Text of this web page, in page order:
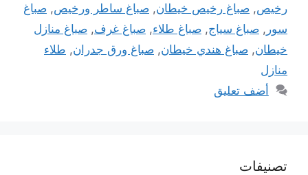
رخيص, صباغ رخيص خيطان, صباغ ساطر ورخيص, صباغ
سور , صباغ سياج, صباغ طلاء, صباغ غرف, صباغ منازل
خيطان, صباغ هندي خيطان, صباغ ورق جدران, طلاء
منازل
أضف تعليق
تصنيفات